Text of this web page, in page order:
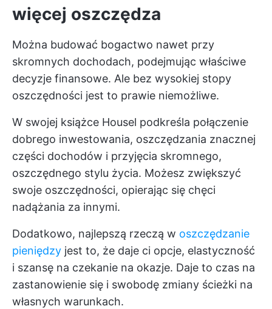
więcej oszczędza
Można budować bogactwo nawet przy
skromnych dochodach, podejmując właściwe
decyzje finansowe. Ale bez wysokiej stopy
oszczędności jest to prawie niemożliwe.
W swojej książce Housel podkreśla połączenie
dobrego inwestowania, oszczędzania znacznej
części dochodów i przyjęcia skromnego,
oszczędnego stylu życia. Możesz zwiększyć
swoje oszczędności, opierając się chęci
nadążania za innymi.
Dodatkowo, najlepszą rzeczą w oszczędzanie
pieniędzy jest to, że daje ci opcje, elastyczność
i szansę na czekanie na okazje. Daje to czas na
zastanowienie się i swobodę zmiany ścieżki na
własnych warunkach.